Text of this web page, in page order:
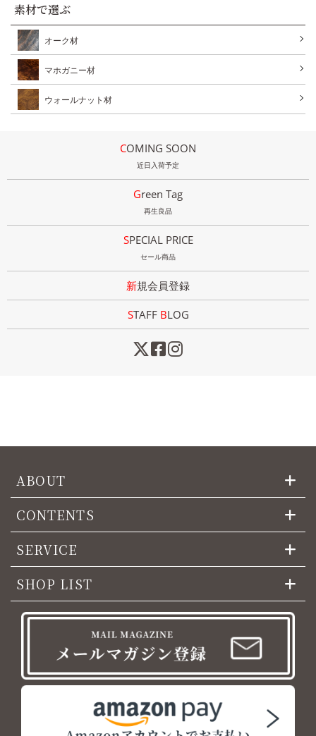
素材で選ぶ
オーク材
マホガニー材
ウォールナット材
COMING SOON
近日入荷予定
Green Tag
再生良品
SPECIAL PRICE
セール商品
新規会員登録
STAFF BLOG
ABOUT
CONTENTS
SERVICE
SHOP LIST